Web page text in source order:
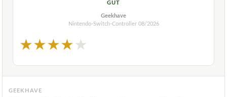
GUT
Geekhave
Nintendo-Switch-Controller 08/2026
★★★★★
GEEKHAVE